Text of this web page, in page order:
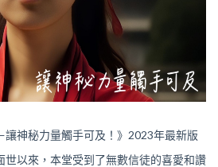
神秘力量觸手可及！》2023年最新版
世以來，本堂受到了無數信徒的喜愛和讚